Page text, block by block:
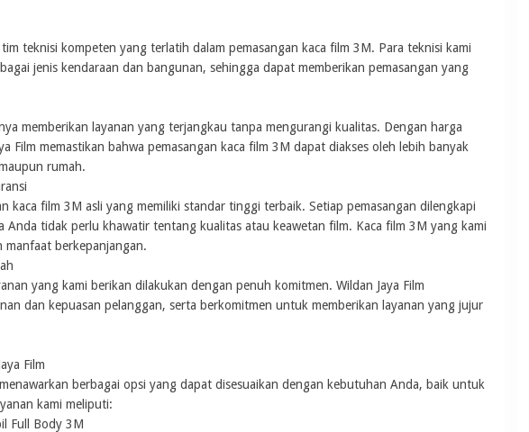
tim teknisi kompeten yang terlatih dalam pemasangan kaca film 3M. Para teknisi kami
jenis kendaraan dan bangunan, sehingga dapat memberikan pemasangan yang
memberikan layanan yang terjangkau tanpa mengurangi kualitas. Dengan harga
Film memastikan bahwa pemasangan kaca film 3M dapat diakses oleh lebih banyak
rumah.
kaca film 3M asli yang memiliki standar tinggi terbaik. Setiap pemasangan dilengkapi
Anda tidak perlu khawatir tentang kualitas atau keawetan film. Kaca film 3M yang kami
manfaat berkepanjangan.
yang kami berikan dilakukan dengan penuh komitmen. Wildan Jaya Film
dan kepuasan pelanggan, serta berkomitmen untuk memberikan layanan yang jujur
Film
berbagai opsi yang dapat disesuaikan dengan kebutuhan Anda, baik untuk
kami meliputi:
Full Body 3M